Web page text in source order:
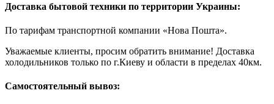
Доставка бытовой техники по территории Украины:
По тарифам транспортной компании «Нова Пошта».
Уважаемые клиенты, просим обратить внимание! Доставка
холодильников только по г.Киеву и области в пределах 40км.
Самостоятельный вывоз: